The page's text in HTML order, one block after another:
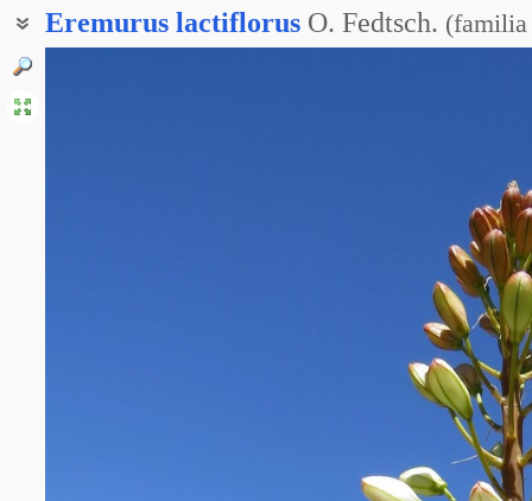
Eremurus lactiflorus O. Fedtsch. (familia